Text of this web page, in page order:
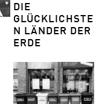
DIE
GLÜCKLICHSTE
N LÄNDER DER
ERDE